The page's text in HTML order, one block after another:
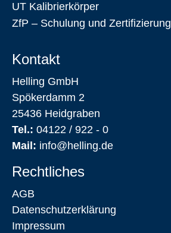
UT Kalibrierkörper
ZfP – Schulung und Zertifizierung
Kontakt
Helling GmbH
Spökerdamm 2
25436 Heidgraben
Tel.: 04122 / 922 - 0
Mail: info@helling.de
Rechtliches
AGB
Datenschutz­erklärung
Impressum